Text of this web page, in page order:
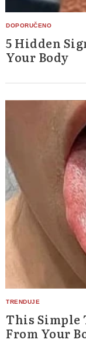
5 Hidden
Your Body
This Simple
From Your